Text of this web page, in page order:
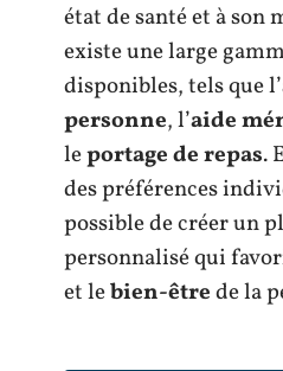
état de santé et à son
existe une large
disponibles, tels que l’
personne, l’aide
leportage de repas.
des préférences
possible de créer un
personnalisé qui
et lebien-êtrede la